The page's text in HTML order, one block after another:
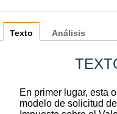
Texto
En primer lugar, esta
modelo de solicitud
Análisis